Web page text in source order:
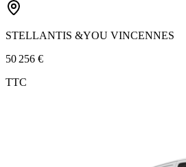
STELLANTIS &YOU VINCENNES
50 256 €
TTC